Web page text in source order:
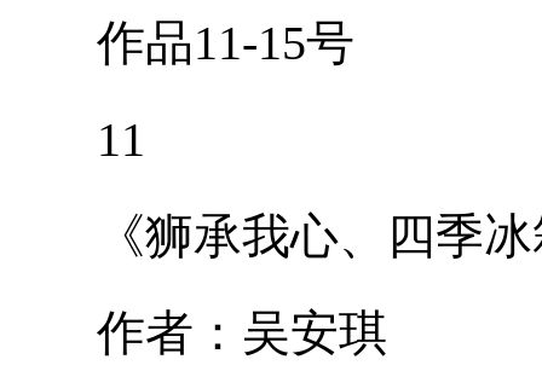
作品11-15号
11
《狮承我心、四季冰
作者：吴安琪